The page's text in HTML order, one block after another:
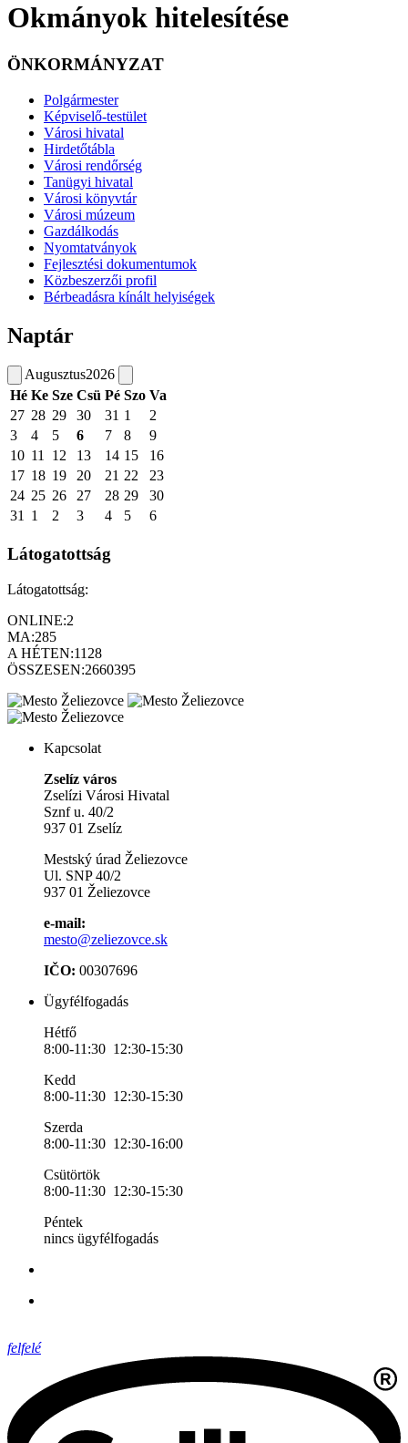
Okmányok hitelesítése
ÖNKORMÁNYZAT
Polgármester
Képviselő-testület
Városi hivatal
Hirdetőtábla
Városi rendőrség
Tanügyi hivatal
Városi könyvtár
Városi múzeum
Gazdálkodás
Nyomtatványok
Fejlesztési dokumentumok
Közbeszerzői profil
Bérbeadásra kínált helyiségek
Naptár
Augusztus2026
Hé Ke Sze Csü Pé Szo Va
27 28 29 30 31 1
2
3
4 5 6 7 8
9
10 11 12 13 14 15
16
17 18 19 20 21 22
23
24 25 26 27 28 29
30
31 1 2 3 4 5 6
Látogatottság
Látogatottság:
ONLINE:2
MA:285
A HÉTEN:1128
ÖSSZESEN:2660395
Kapcsolat
Zselíz város
Zselízi Városi Hivatal
Sznf u. 40/2
937 01 Zselíz
Mestský úrad Želiezovce
Ul. SNP 40/2
937 01 Želiezovce
e-mail:
mesto@zeliezovce.sk
IČO: 00307696
Ügyfélfogadás
Hétfő
8:00-11:30 12:30-15:30
Kedd
8:00-11:30 12:30-15:30
Szerda
8:00-11:30 12:30-16:00
Csütörtök
8:00-11:30 12:30-15:30
Péntek
nincs ügyfélfogadás
felfelé